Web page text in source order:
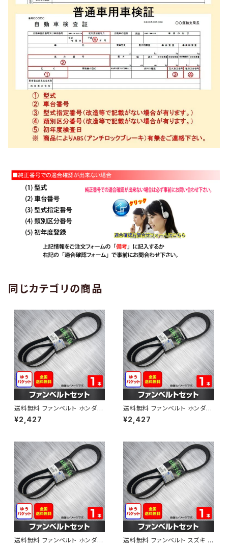
同じカテゴリの商品
送料無料 ファンベルト ホンダ
ゼスト 型式JE1 H18.03～H24.
11 （国内トップメーカー） 1本 H
¥2,427
送料無料 ファンベルト ホンダ ラ
イフ 型式JB6 H15.09～H20.1
1 （国内トップメーカー） 1本 HA
¥2,427
送料無料 ファンベルト ホンダ フ
送料無料 ファンベルト スズキ ス